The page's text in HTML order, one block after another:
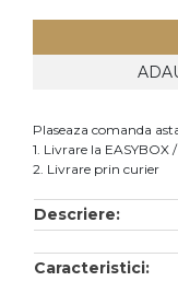
Accesorii
Plaseaza comanda
1. Livrare la
2. Livrare prin curier
Descriere:
Caracteristici: